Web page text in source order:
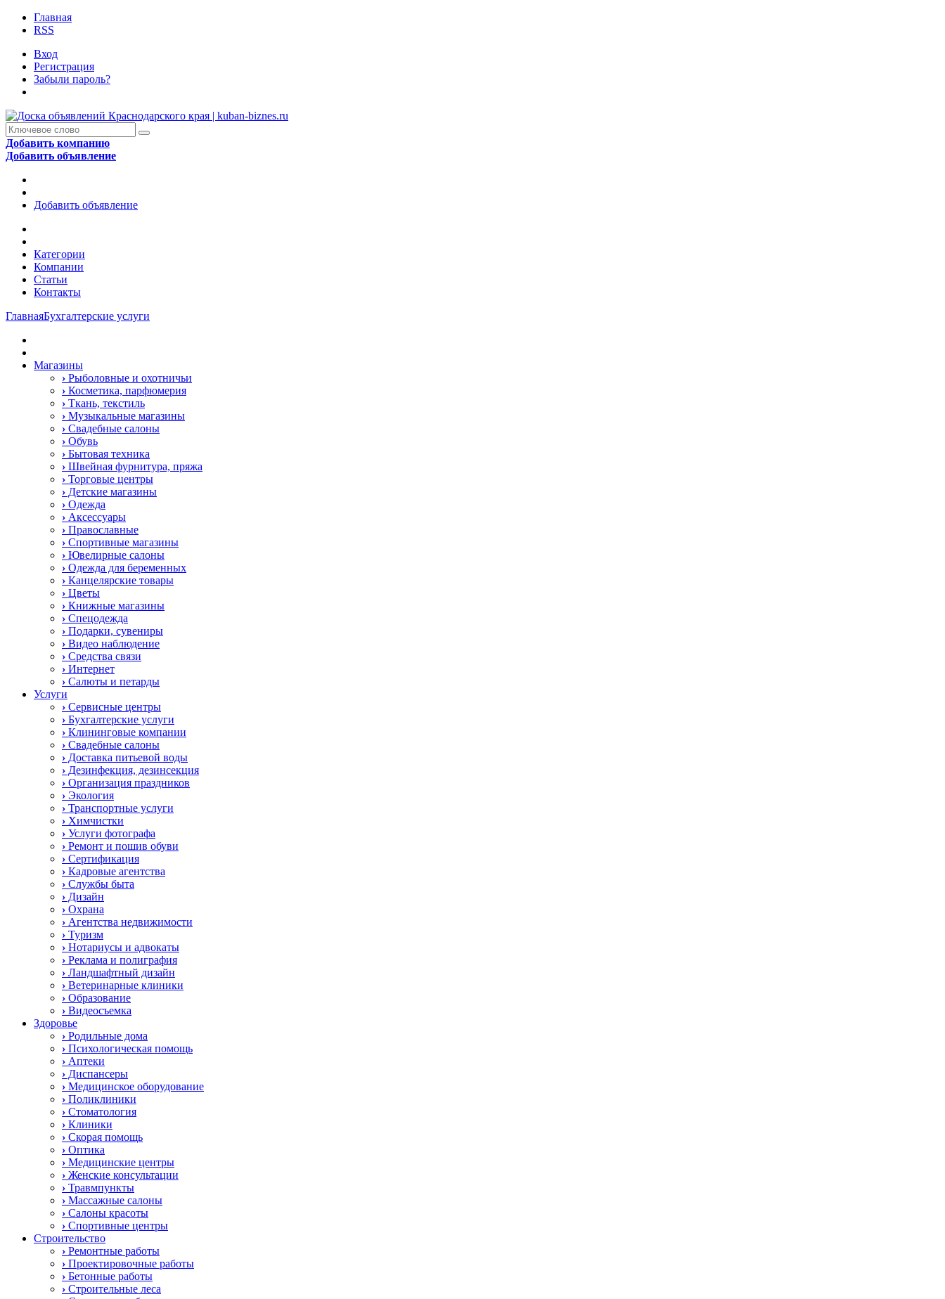
Главная
RSS
Вход
Регистрация
Забыли пароль?
Добавить компанию
Добавить объявление
Добавить объявление
Категории
Компании
Статьи
Контакты
ГлавнаяБухгалтерские услуги
Магазины
› Рыболовные и охотничьи
› Косметика, парфюмерия
› Ткань, текстиль
› Музыкальные магазины
› Свадебные салоны
› Обувь
› Бытовая техника
› Швейная фурнитура, пряжа
› Торговые центры
› Детские магазины
› Одежда
› Аксессуары
› Православные
› Спортивные магазины
› Ювелирные салоны
› Одежда для беременных
› Канцелярские товары
› Цветы
› Книжные магазины
› Спецодежда
› Подарки, сувениры
› Видео наблюдение
› Средства связи
› Интернет
› Салюты и петарды
Услуги
› Сервисные центры
› Бухгалтерские услуги
› Клининговые компании
› Свадебные салоны
› Доставка питьевой воды
› Дезинфекция, дезинсекция
› Организация праздников
› Экология
› Транспортные услуги
› Химчистки
› Услуги фотографа
› Ремонт и пошив обуви
› Сертификация
› Кадровые агентства
› Службы быта
› Дизайн
› Охрана
› Агентства недвижимости
› Туризм
› Нотариусы и адвокаты
› Реклама и полиграфия
› Ландшафтный дизайн
› Ветеринарные клиники
› Образование
› Видеосъемка
Здоровье
› Родильные дома
› Психологическая помощь
› Аптеки
› Диспансеры
› Медицинское оборудование
› Поликлиники
› Стоматология
› Клиники
› Скорая помощь
› Оптика
› Медицинские центры
› Женские консультации
› Травмпункты
› Массажные салоны
› Салоны красоты
› Спортивные центры
Строительство
› Ремонтные работы
› Проектировочные работы
› Бетонные работы
› Строительные леса